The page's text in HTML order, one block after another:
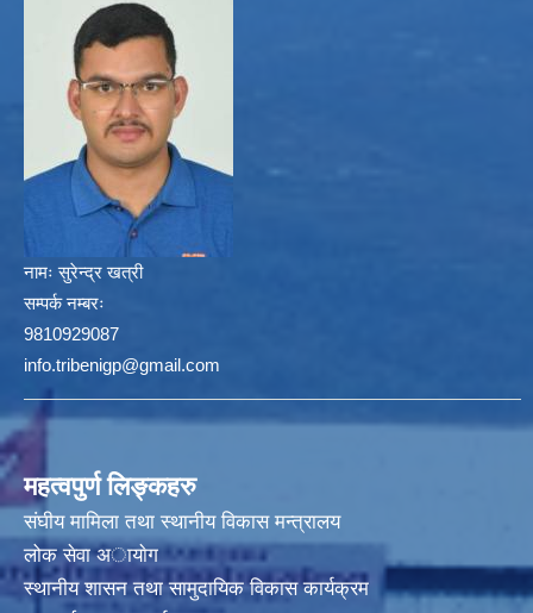
नामः सुरेन्द्र खत्री
सम्पर्क नम्बरः
9810929087
info.tribenigp@gmail.com
महत्वपुर्ण लिङ्कहरु
संघीय मामिला तथा स्थानीय विकास मन्त्रालय
लोक सेवा अायाेग
स्थानीय शासन तथा सामुदायिक विकास कार्यक्रम